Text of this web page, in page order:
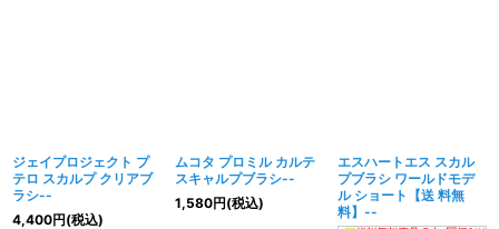
ジェイプロジェクト プ
テロ スカルプ クリアブ
ラシ--
4,400円(税込)
ムコタ プロミル カルテ
スキャルプブラシ--
1,580円(税込)
エスハートエス スカル
プブラシ ワールドモデ
ル ショート【送 料無
料】--